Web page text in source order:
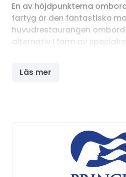
En av höjdpunkterna
fartyg är den fantastiska
huvudrestaurangen
alternativ i form av
mat eller pizza finns det
även en buffetrestaurang
Läs mer